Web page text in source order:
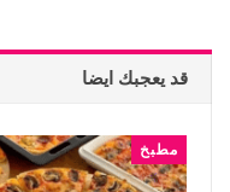
قد يعجبك ايضا
مطبخ